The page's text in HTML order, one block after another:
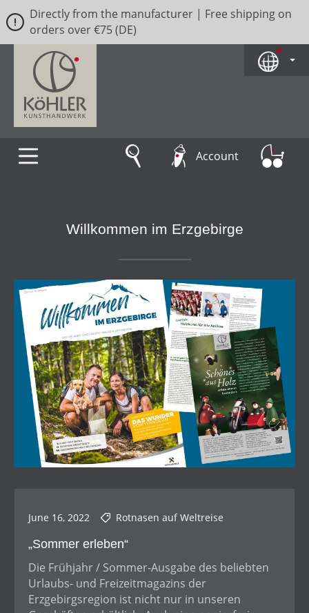
Skip to main content
Directly from the manufacturer | Free shipping on
orders over €75 (DE)
Account
Willkommen im Erzgebirge
June 16, 2022 Rotnasen auf Weltreise
„Sommer erleben“
Die Frühjahr / Sommer-Ausgabe des beliebten
Urlaubs- und Freizeitmagazins der
Erzgebirgsregion ist nicht nur in unseren